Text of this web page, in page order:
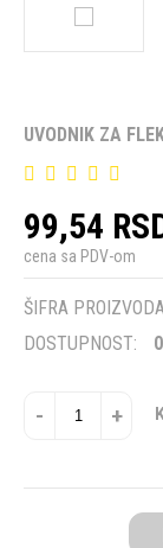
UVODNIK ZA
99,54
cena sa PDV-om
ŠIFRA
DOSTUPNOST:
- +